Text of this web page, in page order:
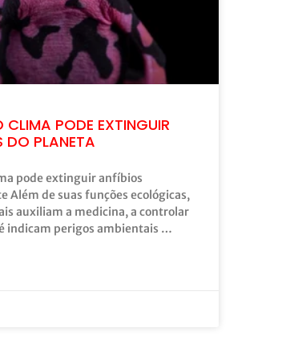
CLIMA PODE EXTINGUIR
DO PLANETA
pode extinguir anfíbios
Além de suas funções ecológicas,
auxiliam a medicina, a controlar
indicam perigos ambientais …